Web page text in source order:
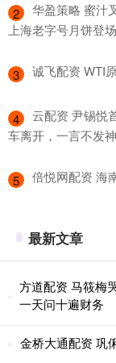
2
华盈策略 蜜汁
上海老字号月饼登
3 诚飞配资 WTI
4
云配资 尹锡悦
车离开，一言不发
5 倍悦网配资 海
最新文章
方道配资 马筱梅
一天问十遍财务
金桥大通配资 巩